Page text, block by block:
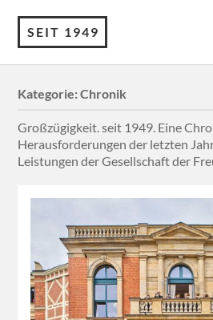
SEIT 1949
Kategorie:Chronik
Großzügigkeit. seit 1949. Eine
Herausforderungen der letzten
Leistungen der Gesellschaft der